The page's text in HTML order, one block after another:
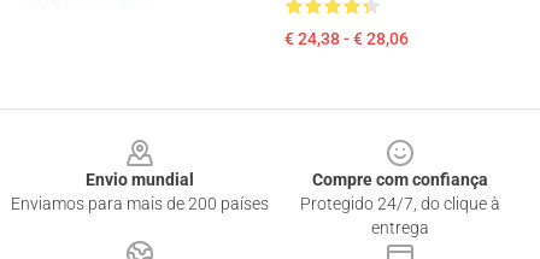
€ 24,38 - € 28,06
Envio mundial
Enviamos para mais de 200 países
Compre com confiança
Protegido 24/7, do clique à
entrega